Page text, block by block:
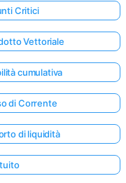
Critici
Vettoriale
cumulativa
di Corrente
di liquidità